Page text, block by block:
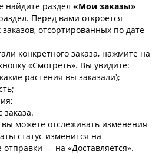
найдите раздел «Мои заказы»
Перед вами откроется
отсортированных по дате
конкретного заказа, нажмите на
«Смотреть». Вы увидите:
растения вы заказали);
заказа.
можете отслеживать изменения
статус изменится на
отправки — на «Доставляется».